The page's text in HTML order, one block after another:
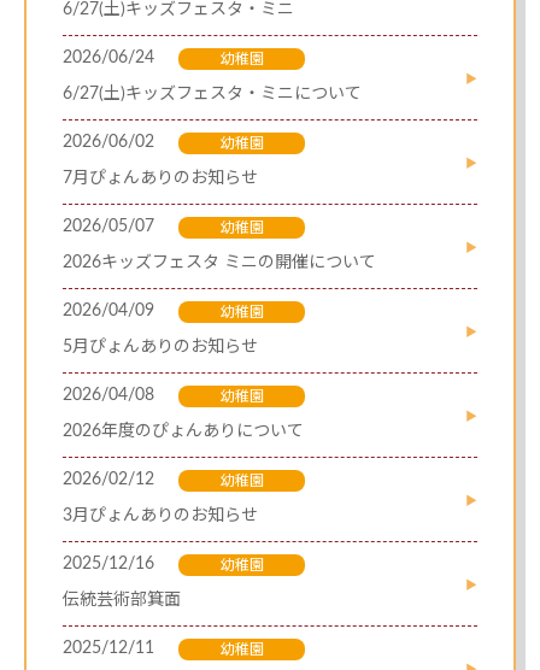
6/27(土)キッズフェスタ・ミニ
2026/06/24 幼稚園
6/27(土)キッズフェスタ・ミニについて
2026/06/02 幼稚園
7月ぴょんありのお知らせ
2026/05/07 幼稚園
2026キッズフェスタ ミニの開催について
2026/04/09 幼稚園
5月ぴょんありのお知らせ
2026/04/08 幼稚園
2026年度のぴょんありについて
2026/02/12 幼稚園
3月ぴょんありのお知らせ
2025/12/16 幼稚園
伝統芸術部箕面
2025/12/11 幼稚園